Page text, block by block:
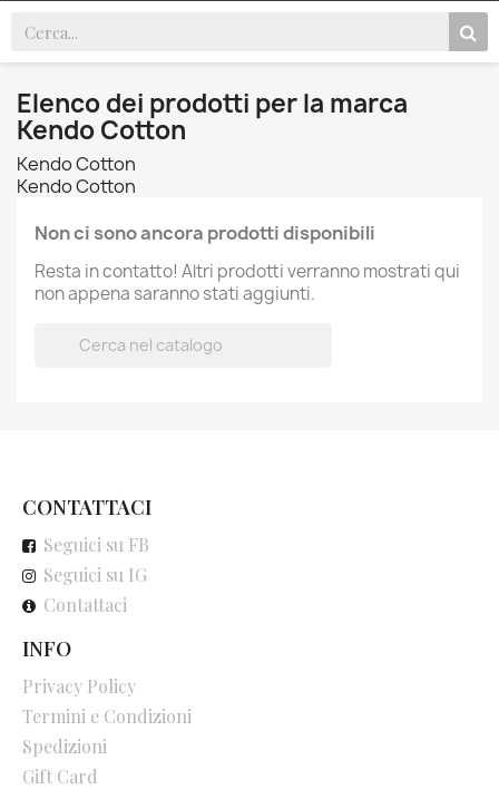
Elenco dei prodotti per la marca
Kendo Cotton
Kendo Cotton
Kendo Cotton
Non ci sono ancora prodotti disponibili
Resta in contatto! Altri prodotti verranno mostrati qui
non appena saranno stati aggiunti.
CONTATTACI
Seguici su FB
Seguici su IG
Contattaci
INFO
Privacy Policy
Termini e Condizioni
Spedizioni
Gift Card